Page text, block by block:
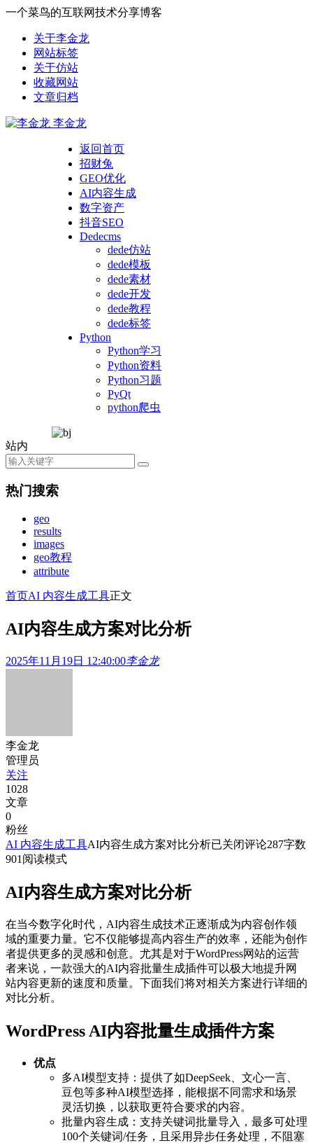
一个菜鸟的互联网技术分享博客
关于李金龙
网站标签
关于仿站
收藏网站
文章归档
李金龙
返回首页
招财兔
GEO优化
AI内容生成
数字资产
抖音SEO
Dedecms
dede仿站
dede模板
dede素材
dede开发
dede教程
dede标签
Python
Python学习
Python资料
Python习题
PyQt
python爬虫
站内
热门搜索
geo
results
images
geo教程
attribute
首页AI 内容生成工具正文
AI内容生成方案对比分析
2025年11月19日 12:40:00李金龙
李金龙
管理员
关注
1028
文章
0
粉丝
AI 内容生成工具AI内容生成方案对比分析已关闭评论287字数
901 阅读模式
AI内容生成方案对比分析
在当今数字化时代，AI内容生成技术正逐渐成为内容创作领
域的重要力量。它不仅能够提高内容生产的效率，还能为创作
者提供更多的灵感和创意。尤其是对于WordPress网站的运营
者来说，一款强大的AI内容批量生成插件可以极大地提升网
站内容更新的速度和质量。下面我们将对相关方案进行详细的
对比分析。
WordPress AI内容批量生成插件方案
优点
多AI模型支持：提供了如DeepSeek、文心一言、
豆包等多种AI模型选择，能根据不同需求和场景
灵活切换，以获取更符合要求的内容。
批量内容生成：支持关键词批量导入，最多可处理
100个关键词/任务，且采用异步任务处理，不阻塞